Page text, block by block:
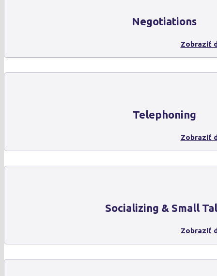
Negotiations
Zobraziť
Telephoning
Zobraziť
Socializing & Small
Zobraziť